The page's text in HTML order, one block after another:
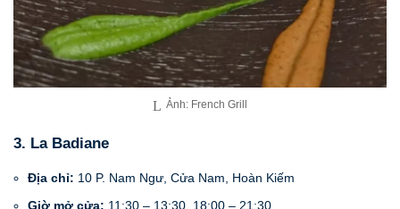
Ảnh: French Grill
3. La Badiane
Địa chỉ: 10 P. Nam Ngư, Cửa Nam, Hoàn Kiếm
Giờ mở cửa: 11:30 – 13:30, 18:00 – 21:30